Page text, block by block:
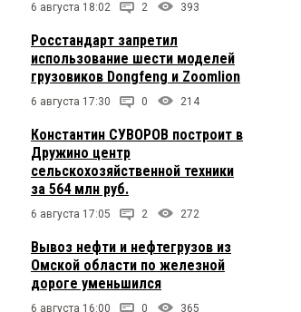
6 августа 18:02 2 393
Росстандарт запретил
использование шести моделей
грузовиков Dongfeng и Zoomlion
6 августа 17:30 0 214
Константин СУВОРОВ построит в
Дружино центр
сельскохозяйственной техники
за 564 млн руб.
6 августа 17:05 2 272
Вывоз нефти и нефтегрузов из
Омской области по железной
дороге уменьшился
6 августа 16:00 0 365